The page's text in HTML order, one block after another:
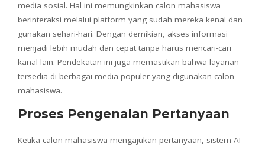
media sosial. Hal ini memungkinkan calon mahasiswa
berinteraksi melalui platform yang sudah mereka kenal dan
gunakan sehari-hari. Dengan demikian, akses informasi
menjadi lebih mudah dan cepat tanpa harus mencari-cari
kanal lain. Pendekatan ini juga memastikan bahwa layanan
tersedia di berbagai media populer yang digunakan calon
mahasiswa.
Proses Pengenalan Pertanyaan
Ketika calon mahasiswa mengajukan pertanyaan, sistem AI